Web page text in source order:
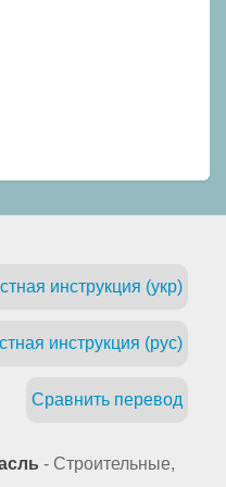
инструкция (укр)
инструкция (рус)
Сравнить перевод
- Строительные,